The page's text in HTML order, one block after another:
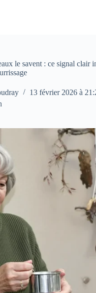
le savent : ce signal clair
13 février 2026 à